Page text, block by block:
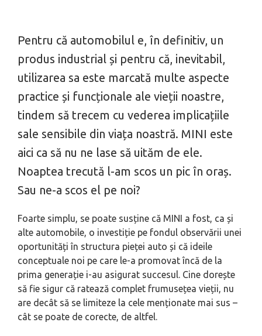
Pentru că automobilul e, în definitiv, un
produs industrial și pentru că, inevitabil,
utilizarea sa este marcată multe aspecte
practice și funcționale ale vieții noastre,
tindem să trecem cu vederea implicațiile
sale sensibile din viața noastră. MINI este
aici ca să nu ne lase să uităm de ele.
Noaptea trecută l-am scos un pic în oraș.
Sau ne-a scos el pe noi?
Foarte simplu, se poate susține că MINI a fost, ca și
alte automobile, o investiție pe fondul observării unei
oportunități în structura pieței auto și că ideile
conceptuale noi pe care le-a promovat încă de la
prima generație i-au asigurat succesul. Cine dorește
să fie sigur că ratează complet frumusețea vieții, nu
are decât să se limiteze la cele menționate mai sus –
cât se poate de corecte, de altfel.